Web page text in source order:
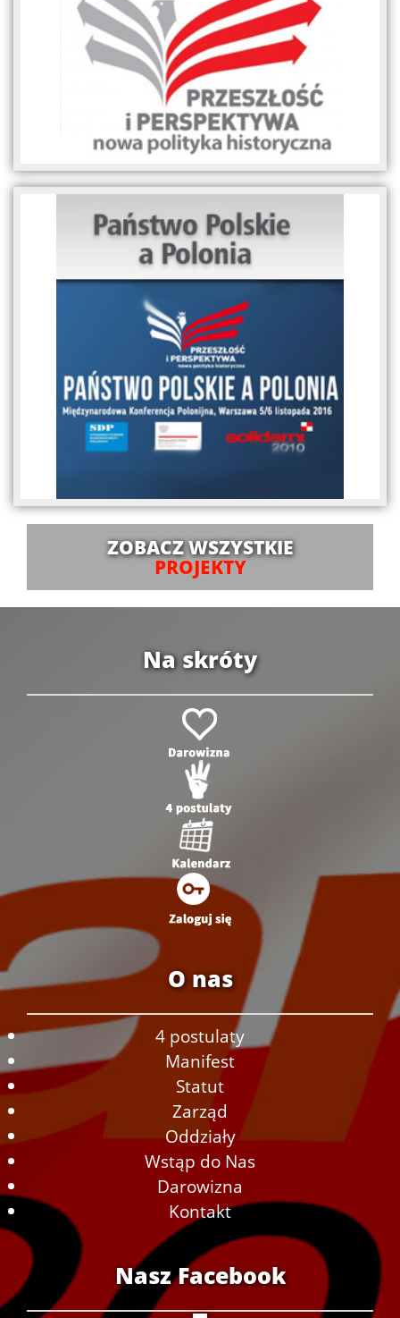
ZOBACZ WSZYSTKIE
PROJEKTY
Na skróty
O nas
4 postulaty
Manifest
Statut
Zarząd
Oddziały
Wstąp do Nas
Darowizna
Kontakt
Nasz Facebook